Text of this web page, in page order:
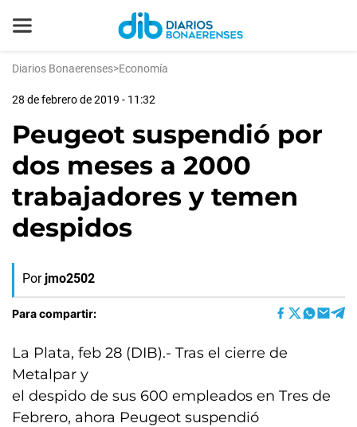
Diarios Bonaerenses>Economía
28 de febrero de 2019 - 11:32
Peugeot suspendió por
dos meses a 2000
trabajadores y temen
despidos
Por jmo2502
Para compartir:
La Plata, feb 28 (DIB).- Tras el cierre de
Metalpar y
el despido de sus 600 empleados en Tres de
Febrero, ahora Peugeot suspendió